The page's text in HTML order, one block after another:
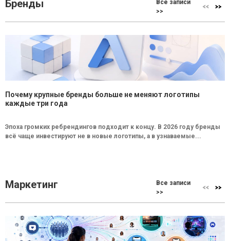
Бренды
Все записи
>>
Почему крупные бренды больше не меняют логотипы
каждые три года
Эпоха громких ребрендингов подходит к концу. В 2026 году бренды
всё чаще инвестируют не в новые логотипы, а в узнаваемые...
Маркетинг
Все записи
>>